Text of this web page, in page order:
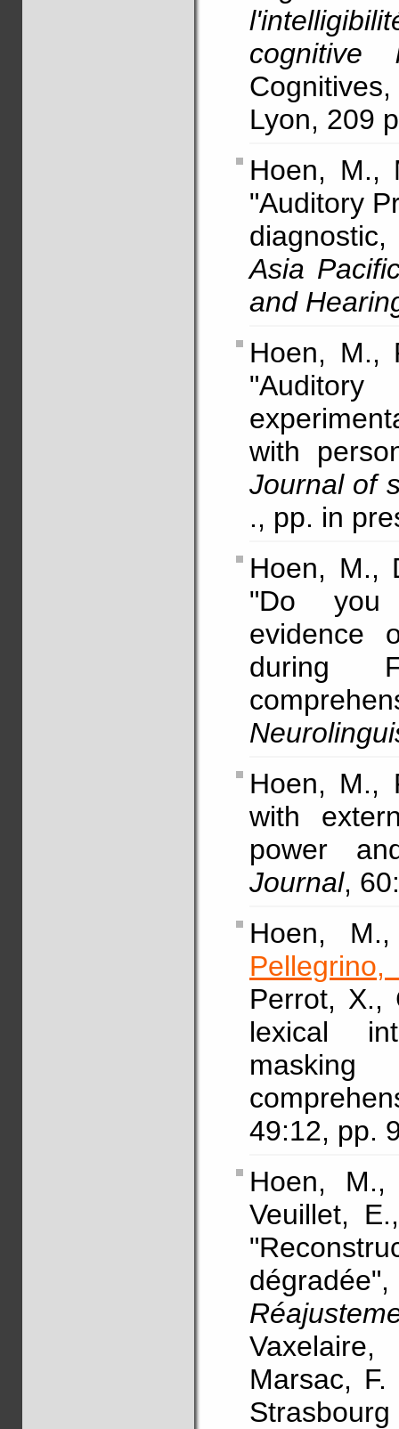
cognitive
Lyon, 209
Hoen, M.,
"Auditory
Asia
and
Hoen, M.,
with
Journal of
., pp. in
Hoen, M.,
"Do you
evidence
during
Hoen, M.,
with
power
Journal,
Hoen,
Perrot, X.,
lexical
masking
49:12, pp.
Hoen,
Veuillet,
Marsac,